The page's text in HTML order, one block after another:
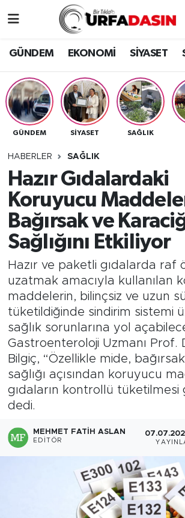
GÜNDEM EKONOMİ SİYASET
GÜNDEM SİYASET SAĞLIK
HABERLER SAĞLIK
Hazır Gıdalardaki
Koruyucu
Bağırsak ve
Sağlığını Etkiliyor
Hazır ve paketli gıdalarda raf
uzatmak amacıyla kullanılan
maddelerin, bilinçsiz ve uzun
tüketildiğinde sindirim sistemi
sağlık sorunlarına yol
Gastroenteroloji Uzmanı Prof.
Bilgiç, “Özellikle mide,
sağlığı açısından koruyucu
gıdaların kontrollü tüketilmesi
dedi.
MEHMET FATIH ASLAN
EDITÖR
EKONOMİ
SİYASET
SPOR
SAĞLIK
TEKNOLOJİ
OTOMOBİL
Gizlilik ve Güvenlik Politikası
İletişim
Nöbetçi Eczaneler
Hava Durumu
Namaz Vakitleri
Trafik Durumu
Süper Lig Puan Durumu ve
Tüm Manşetler
Son Dakika Haberleri
Haber Arşivi